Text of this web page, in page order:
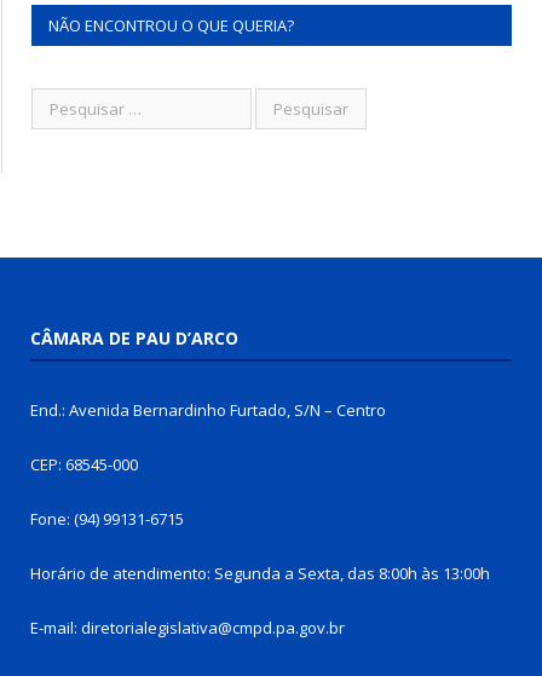
NÃO ENCONTROU O QUE QUERIA?
CÂMARA DE PAU D’ARCO
End.: Avenida Bernardinho Furtado, S/N – Centro
CEP: 68545-000
Fone: (94) 99131-6715
Horário de atendimento: Segunda a Sexta, das 8:00h às 13:00h
E-mail: diretorialegislativa@cmpd.pa.gov.br